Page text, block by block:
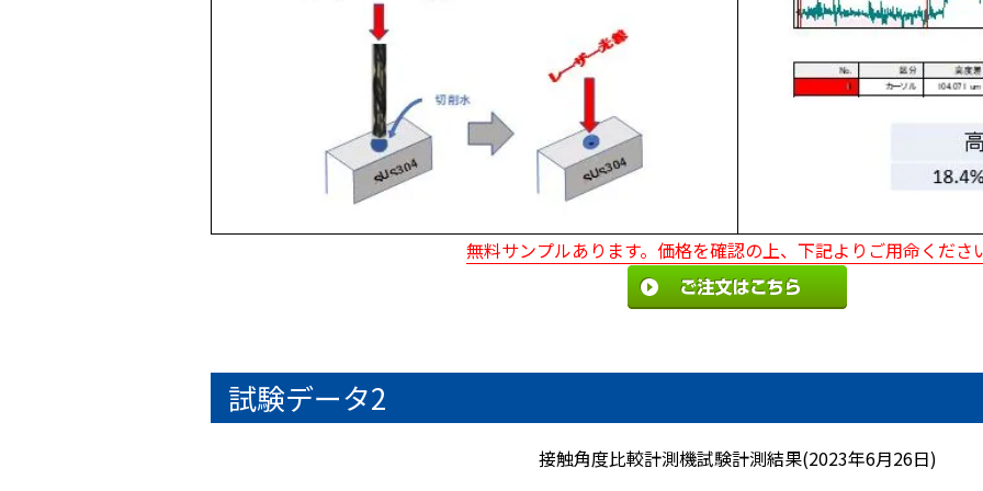
無料サンプルあります。価格を確認の上、下記よりご用命くださ
試験データ2
接触角度比較計測機試験計測結果(2023年6月26日)